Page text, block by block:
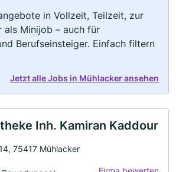
in Vollzeit, Teilzeit, zur
als Minijob – auch für
Berufseinsteiger. Einfach filtern
Jetzt alle Jobs in Mühlacker ansehen
Inh. Kamiran Kaddour
75417 Mühlacker